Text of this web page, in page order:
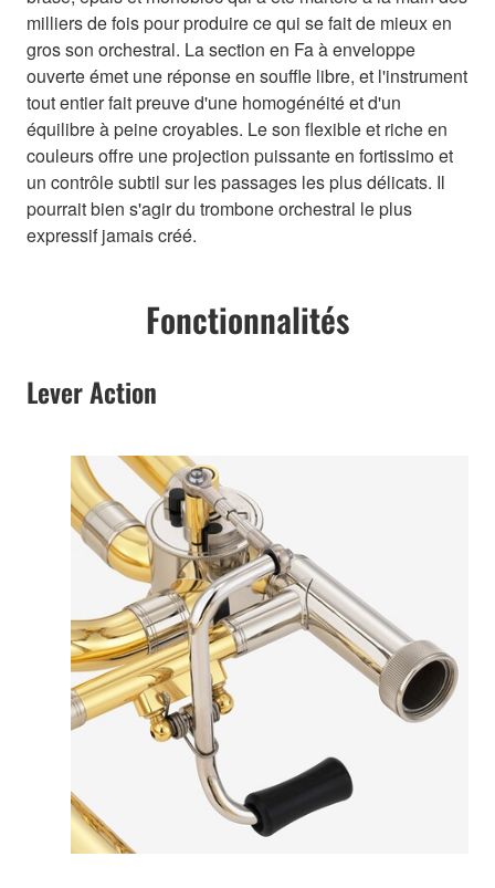
milliers de fois pour produire ce qui se fait de mieux en
gros son orchestral. La section en Fa à enveloppe
ouverte émet une réponse en souffle libre, et l'instrument
tout entier fait preuve d'une homogénéité et d'un
équilibre à peine croyables. Le son flexible et riche en
couleurs offre une projection puissante en fortissimo et
un contrôle subtil sur les passages les plus délicats. Il
pourrait bien s'agir du trombone orchestral le plus
expressif jamais créé.
Fonctionnalités
Lever Action